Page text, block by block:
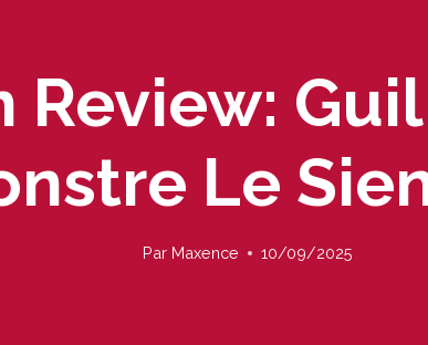
Review:
Le
Par Maxence 10/09/2025